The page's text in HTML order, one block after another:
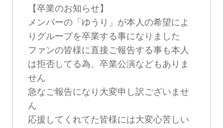
【卒業のお知らせ】
メンバーの「ゆうり」が本人の希望によ
りグループを卒業する事になりました
ファンの皆様に直接ご報告する事も本人
は拒否してる為、卒業公演などもありま
せん
急なご報告になり大変申し訳ございませ
ん
応援してくれてた皆様には大変心苦しい